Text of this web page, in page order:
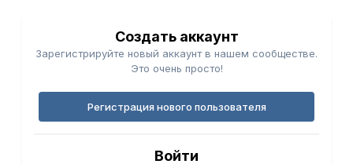
Создать аккаунт
Зарегистрируйте новый аккаунт в нашем сообществе.
Это очень просто!
Регистрация нового пользователя
Войти